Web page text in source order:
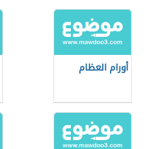
أورام العظام